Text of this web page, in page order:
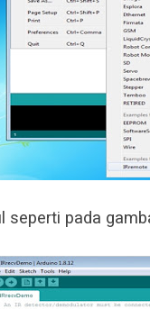
seperti pada